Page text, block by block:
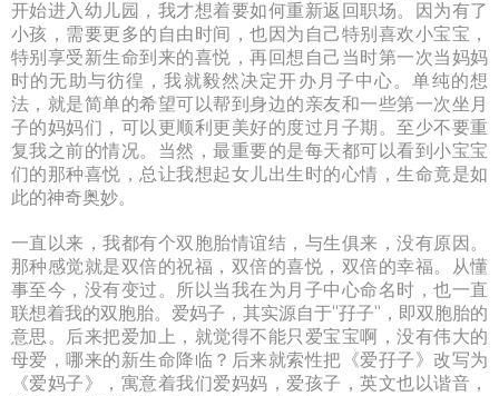
开始进入幼儿园，我才想着要如何重新返回职场。因为有了
小孩，需要更多的自由时间，也因为自己特别喜欢小宝宝，
特别享受新生命到来的喜悦，再回想自己当时第一次当妈妈
时的无助与彷徨，我就毅然决定开办月子中心。单纯的想
法，就是简单的希望可以帮到身边的亲友和一些第一次坐月
子的妈妈们，可以更顺利更美好的度过月子期。至少不要重
复我之前的情况。当然，最重要的是每天都可以看到小宝宝
们的那种喜悦，总让我想起女儿出生时的心情，生命竟是如
此的神奇奥妙。
一直以来，我都有个双胞胎情谊结，与生俱来，没有原因。
那种感觉就是双倍的祝福，双倍的喜悦，双倍的幸福。从懂
事至今，没有变过。所以当我在为月子中心命名时，也一直
联想着我的双胞胎。爱妈子，其实源自于“孖子”，即双胞胎的
意思。后来把爱加上，就觉得不能只爱宝宝啊，没有伟大的
母爱，哪来的新生命降临？后来就索性把《爱孖子》改写为
《爱妈子》，寓意着我们爱妈妈，爱孩子，英文也以谐音，